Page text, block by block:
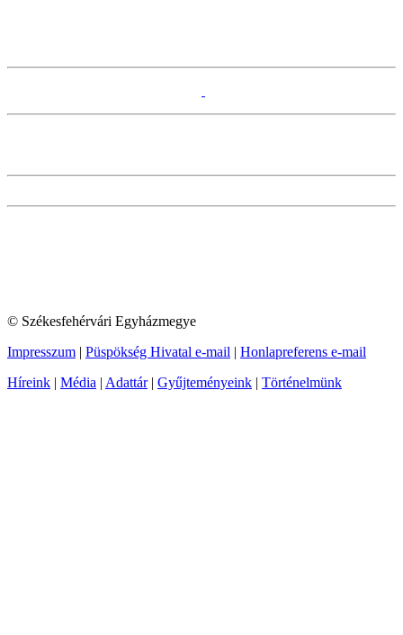
© Székesfehérvári Egyházmegye
Impresszum | Püspökség Hivatal e-mail | Honlapreferens e-mail
Híreink | Média | Adattár| Gyűjteményeink | Történelmünk